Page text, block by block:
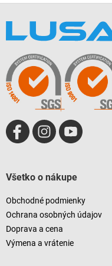
Všetko o nákupe
Obchodné podmienky
Ochrana osobných údajov
Doprava a cena
Výmena a vrátenie